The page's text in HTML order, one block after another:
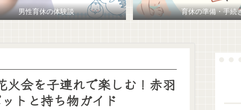
男性育休の体験談 育休の準備・手続
火会を子連れで楽しむ！赤羽
トと持ち物ガイド